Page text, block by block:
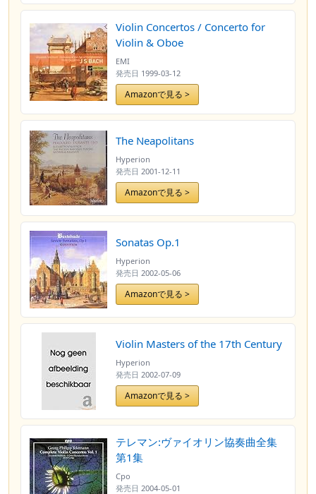
Violin Concertos / Concerto for
Violin & Oboe
EMI
発売日 1999-03-12
Amazonで見る >
The Neapolitans
Hyperion
発売日 2001-12-11
Amazonで見る >
Sonatas Op.1
Hyperion
発売日 2002-05-06
Amazonで見る >
Violin Masters of the 17th Century
Hyperion
発売日 2002-07-09
Amazonで見る >
テレマン:ヴァイオリン協奏曲全集
第1集
Cpo
発売日 2004-05-01